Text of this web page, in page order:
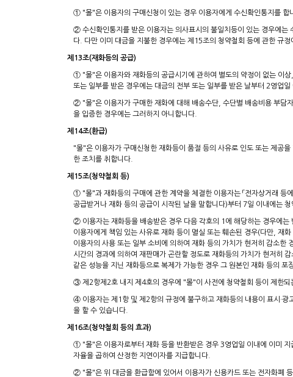
① "몰"은 이용자의 구매신청이 있는 경우 이용자에게 수신확인통지를 합
② 수신확인통지를 받은 이용자는 의사표시의 불일치등이 있는 경우에는
다. 다만 이미 대금을 지불한 경우에는 제15조의 청약철회 등에 관한 규정
제13조(재화등의 공급)
① "몰"은 이용자와 재화등의 공급시기에 관하여 별도의 약정이 없는 이
또는 일부를 받은 경우에는 대금의 전부 또는 일부를 받은 날부터 2영업
② "몰"은 이용자가 구매한 재화에 대해 배송수단, 수단별 배송비용 부담
을 입증한 경우에는 그러하지 아니합니다.
제14조(환급)
"몰"은 이용자가 구매신청한 재화등이 품절 등의 사유로 인도 또는 제공
한 조치를 취합니다.
제15조(청약철회 등)
① "몰"과 재화등의 구매에 관한 계약을 체결한 이용자는 「전자상거래 등
공급받거나 재화 등의 공급이 시작된 날을 말합니다)부터 7일 이내에는
② 이용자는 재화등을 배송받은 경우 다음 각호의 1에 해당하는 경우에는
이용자에게 책임 있는 사유로 재화 등이 멸실 또는 훼손된 경우(다만, 재
이용자의 사용 또는 일부 소비에 의하여 재화 등의 가치가 현저히 감소한
시간의 경과에 의하여 재판매가 곤란할 정도로 재화등의 가치가 현저히 감
같은 성능을 지닌 재화등으로 복제가 가능한 경우 그 원본인 재화 등의 포
③ 제2항제2호 내지 제4호의 경우에 "몰"이 사전에 청약철회 등이 제한되
④ 이용자는 제1항 및 제2항의 규정에 불구하고 재화등의 내용이 표시·
을 할 수 있습니다.
제16조(청약철회 등의 효과)
① "몰"은 이용자로부터 재화 등을 반환받은 경우 3영업일 이내에 이미 지
자율을 곱하여 산정한 지연이자를 지급합니다.
② "몰"은 위 대금을 환급함에 있어서 이용자가 신용카드 또는 전자화폐